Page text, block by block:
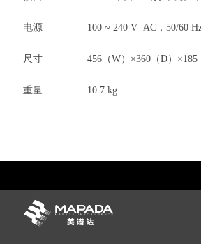
电源 100 ~ 240 V AC，50/60
尺寸 456（W）×360（D）×185
重量 10.7 kg